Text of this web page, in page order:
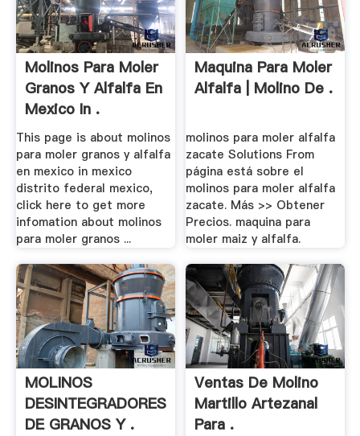
Molinos Para Moler
Granos Y Alfalfa En
Mexico In .
This page is about molinos
para moler granos y alfalfa
en mexico in mexico
distrito federal mexico,
click here to get more
infomation about molinos
para moler granos ...
Maquina Para Moler
Alfalfa | Molino De .
molinos para moler alfalfa
zacate Solutions From
página está sobre el
molinos para moler alfalfa
zacate. Más >> Obtener
Precios. maquina para
moler maiz y alfalfa.
MOLINOS
DESINTEGRADORES
DE GRANOS Y .
Ventas De Molino
Martillo Artezanal
Para .